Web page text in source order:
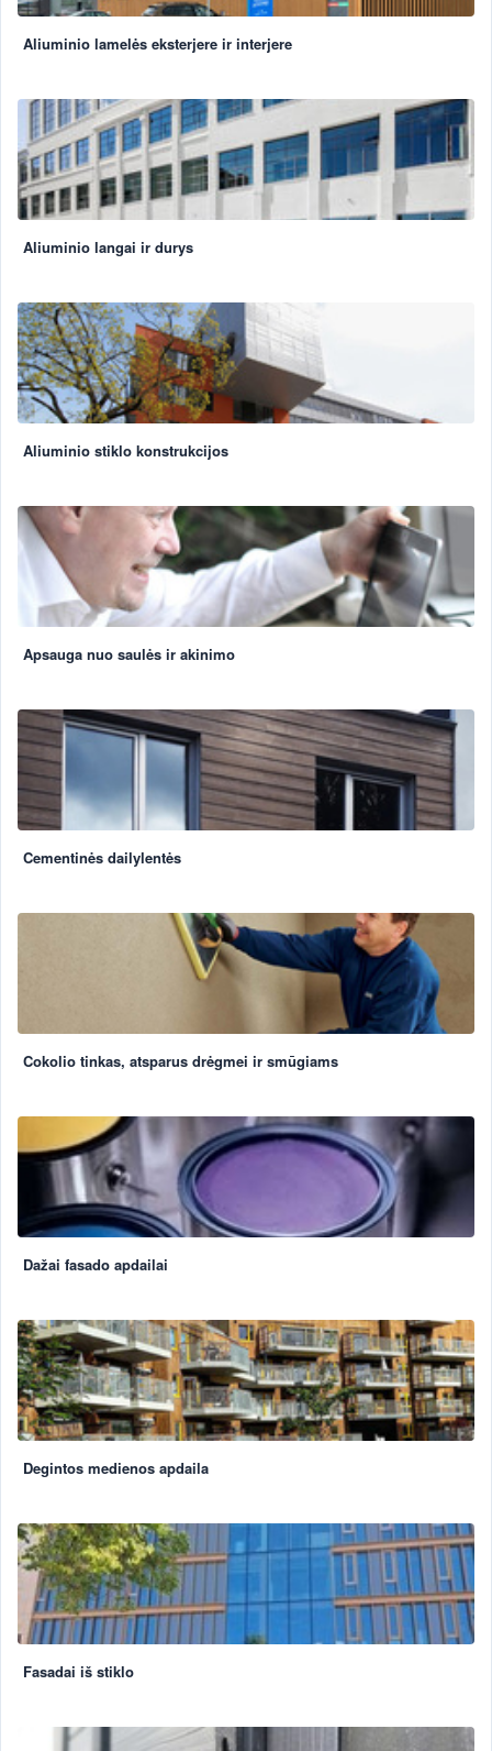
Aliuminio lamelės eksterjere ir interjere
Aliuminio langai ir durys
Aliuminio stiklo konstrukcijos
Apsauga nuo saulės ir akinimo
Cementinės dailylentės
Cokolio tinkas, atsparus drėgmei ir smūgiams
Dažai fasado apdailai
Degintos medienos apdaila
Fasadai iš stiklo